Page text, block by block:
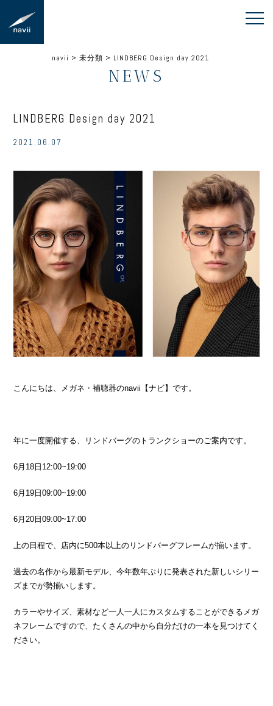
navii >未分類 > LINDBERG Design day 2021
NEWS
LINDBERG Design day 2021
2021.06.07
こんにちは、メガネ・補聴器のnavii【ナビ】です。
年に一度開催する、リンドバーグのトランクショーのご案内です。
6月18日12:00~19:00
6月19日09:00~19:00
6月20日09:00~17:00
上の日程で、店内に500本以上のリンドバーグフレームが揃います。
過去の名作から最新モデル、今年数年ぶりに発表された新しいシリー
ズまでが勢揃いします。
カラーやサイズ、素材など一人一人にカスタムすることができるメガ
ネフレームですので、たくさんの中から自分だけの一本を見つけてく
ださい。